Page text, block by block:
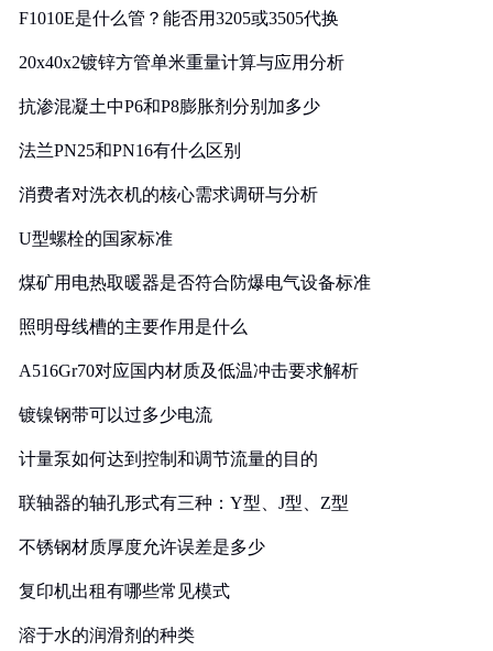
F1010E是什么管？能否用3205或3505代换
20x40x2镀锌方管单米重量计算与应用分析
抗渗混凝土中P6和P8膨胀剂分别加多少
法兰PN25和PN16有什么区别
消费者对洗衣机的核心需求调研与分析
U型螺栓的国家标准
煤矿用电热取暖器是否符合防爆电气设备标准
照明母线槽的主要作用是什么
A516Gr70对应国内材质及低温冲击要求解析
镀镍钢带可以过多少电流
计量泵如何达到控制和调节流量的目的
联轴器的轴孔形式有三种：Y型、J型、Z型
不锈钢材质厚度允许误差是多少
复印机出租有哪些常见模式
溶于水的润滑剂的种类